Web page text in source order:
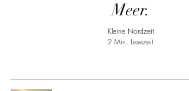
Meer.
Kleine Nordzeit
2 Min. Lesezeit